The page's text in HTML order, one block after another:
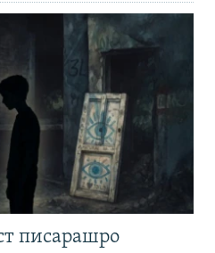
писарашро